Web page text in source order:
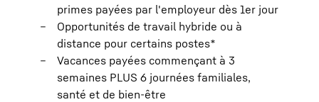
primes payées par l'employeur dès 1er jour
Opportunités de travail hybride ou à
distance pour certains postes*
Vacances payées commençant à 3
semaines PLUS 6 journées familiales,
santé et de bien-être